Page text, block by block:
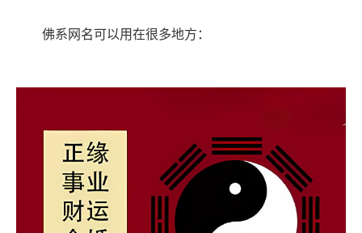
佛系网名可以用在很多地方：